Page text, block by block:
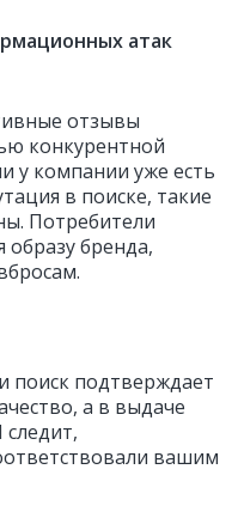
атак
отзывы
конкурентной
у компании уже есть
в поиске, такие
Потребители
образу бренда,
поиск подтверждает
а в выдаче
следит,
вашим